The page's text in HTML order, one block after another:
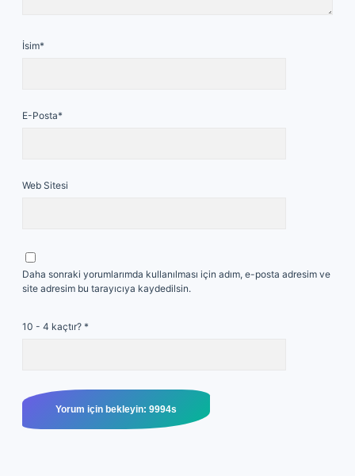
İsim*
E-Posta*
Web Sitesi
Daha sonraki yorumlarımda kullanılması için adım, e-posta adresim ve
site adresim bu tarayıcıya kaydedilsin.
10 - 4 kaçtır? *